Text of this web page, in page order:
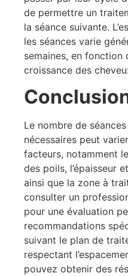
de permettre un
la séance suivante.
les séances varie
semaines, en
croissance des
Le nombre de
nécessaires peut
facteurs, notamment
des poils, l’épaisseur
ainsi que la zone à
consulter un
pour une évaluation
recommandations
suivant le plan de
respectant
pouvez obtenir des